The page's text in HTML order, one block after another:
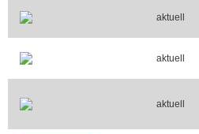
aktuell
aktuell
aktuell